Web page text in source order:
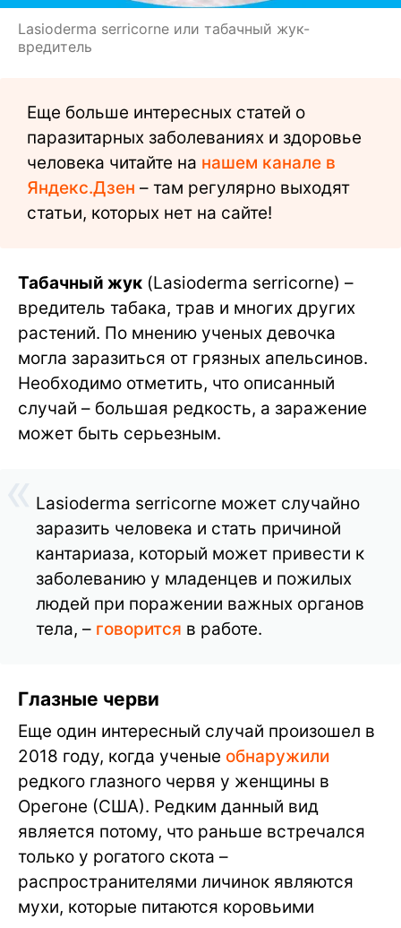
Lasioderma serricorne или табачный жук-
вредитель
Еще больше интересных статей о
паразитарных заболеваниях и здоровье
человека читайте на нашем канале в
Яндекс.Дзен – там регулярно выходят
статьи, которых нет на сайте!
Табачный жук (Lasioderma serricorne) –
вредитель табака, трав и многих других
растений. По мнению ученых девочка
могла заразиться от грязных апельсинов.
Необходимо отметить, что описанный
случай – большая редкость, а заражение
может быть серьезным.
Lasioderma serricorne может случайно
заразить человека и стать причиной
кантариаза, который может привести к
заболеванию у младенцев и пожилых
людей при поражении важных органов
тела, – говорится в работе.
Глазные черви
Еще один интересный случай произошел в
2018 году, когда ученые обнаружили
редкого глазного червя у женщины в
Орегоне (США). Редким данный вид
является потому, что раньше встречался
только у рогатого скота –
распространителями личинок являются
мухи, которые питаются коровьими